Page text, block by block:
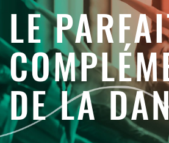
LE
DE LA